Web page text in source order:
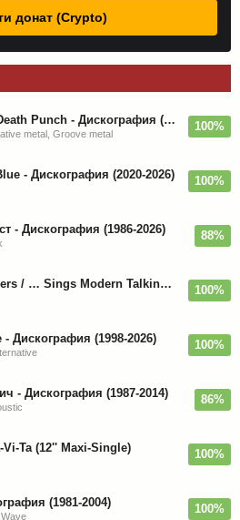
донат (Crypto)
Five Finger Death Punch - Дискография (2008-2026)
metal, Groove metal
100%
- Дискография (2020-2026) 100%
- Дискография (1986-2026) 88%
Thomas Anders / … Sings Modern Talking: The Best hi-res 100%
- Дискография (1998-2026) 100%
- Дискография (1987-2014) 86%
Vi-Ta (12'' Maxi-Single) 100%
(1981-2004) 100%